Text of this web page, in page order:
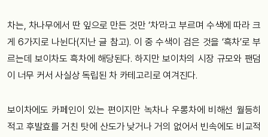
차는, 차나무에서 딴 잎으로 만든 것만 ‘차’라고 부르며 수색에 따라 크
게 6가지로 나뉜다(지난 글 참고). 이 중 수색이 검은 것을 ‘흑차’로 부
르는데 보이차도 흑차에 해당된다. 하지만 보이차의 시장 규모와 팬덤
이 너무 커서 사실상 독립된 차 카테고리로 여겨진다.
보이차에도 카페인이 있는 편이지만 녹차나 우롱차에 비해선 월등히
적고 후발효를 거친 탓에 산도가 낮거나 거의 없어서 빈속에도 비교적